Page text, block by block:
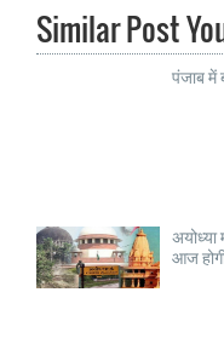
Similar Post
पंजाब में
अयोध्या
आज